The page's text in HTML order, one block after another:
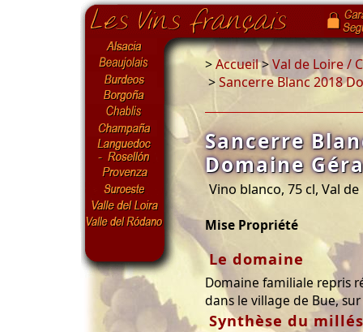
>Accueil>Val de Loire /
>Sancerre Blanc 2018
Sancerre
Domaine
Vino blanco, 75 cl, Val
Mise Propriété
Le domaine
Domaine familiale repris
dans le village de Bue,
Synthèse du